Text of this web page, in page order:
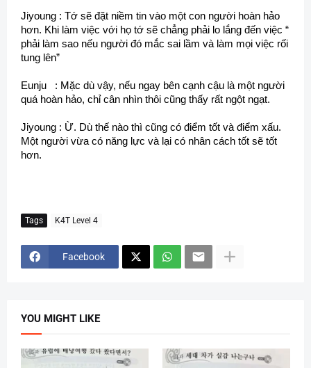
Jiyoung : Tớ sẽ đặt niềm tin vào một con người hoàn hảo
hơn. Khi làm việc với họ tớ sẽ chẳng phải lo lắng đến việc “
phải làm sao nếu người đó mắc sai lầm và làm mọi việc rối
tung lên”
Eunju : Mặc dù vậy, nếu ngay bên cạnh cậu là một người
quá hoàn hảo, chỉ cân nhìn thôi cũng thấy rất ngột ngạt.
Jiyoung : Ừ. Dù thế nào thì cũng có điểm tốt và điểm xấu.
Một người vừa có năng lực và lại có nhân cách tốt sẽ tốt
hơn.
Tags K4T Level 4
Facebook
YOU MIGHT LIKE